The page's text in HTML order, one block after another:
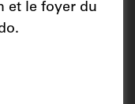
et le foyer du